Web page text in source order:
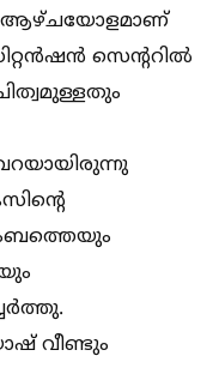
ആഴ്ചയോളമാണ്
സെന്ററില്‍
വീണ്ടും